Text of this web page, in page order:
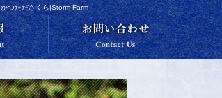
かつたださくら|Storm Farm